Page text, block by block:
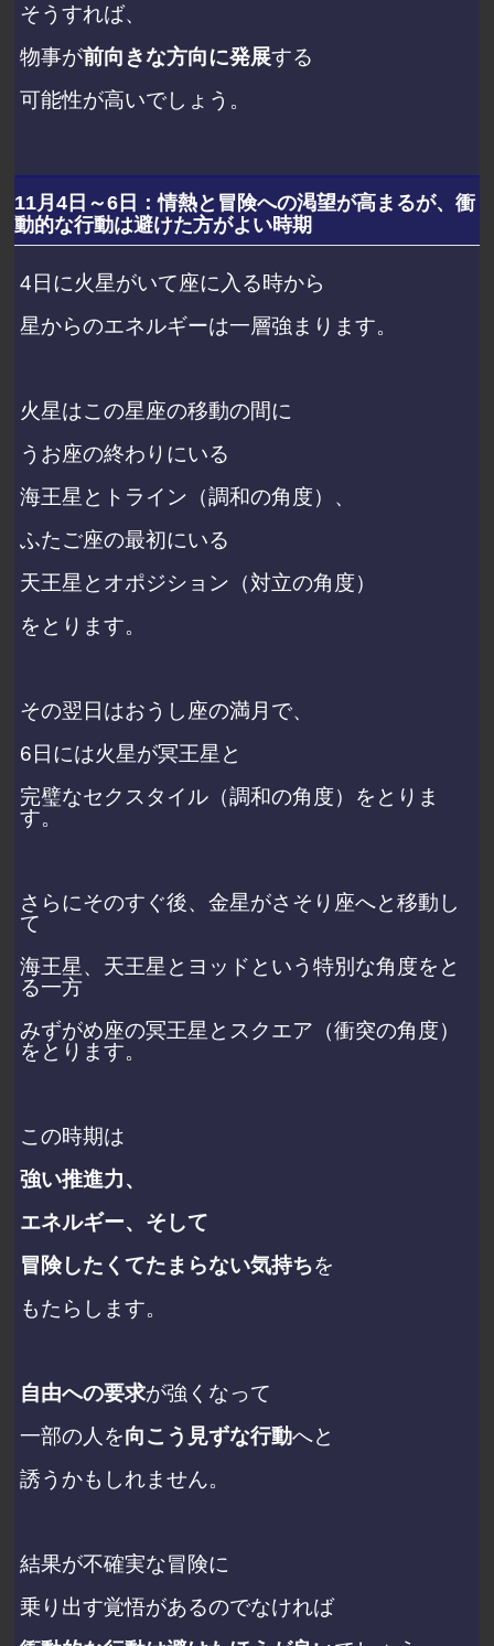
そうすれば、
物事が前向きな方向に発展する
可能性が高いでしょう。
11月4日～6日：情熱と冒険への渇望が高まるが、衝
動的な行動は避けた方がよい時期
4日に火星がいて座に入る時から
星からのエネルギーは一層強まります。
火星はこの星座の移動の間に
うお座の終わりにいる
海王星とトライン（調和の角度）、
ふたご座の最初にいる
天王星とオポジション（対立の角度）
をとります。
その翌日はおうし座の満月で、
6日には火星が冥王星と
完璧なセクスタイル（調和の角度）をとりま
す。
さらにそのすぐ後、金星がさそり座へと移動し
て
海王星、天王星とヨッドという特別な角度をと
る一方
みずがめ座の冥王星とスクエア（衝突の角度）
をとります。
この時期は
強い推進力、
エネルギー、 そして
冒険したくてたまらない気持ちを
もたらします。
自由への要求が強くなって
一部の人を向こう見ずな行動へと
誘うかもしれません。
結果が不確実な冒険に
乗り出す覚悟があるのでなければ